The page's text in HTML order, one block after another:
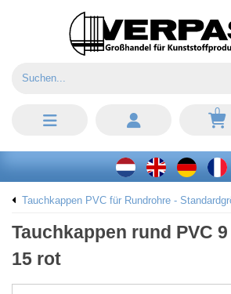
0
Tauchkappen PVC für Rundrohre -
Tauchkappen rund PVC
15 rot